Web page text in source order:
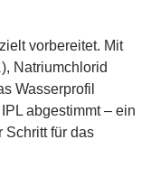
vorbereitet. Mit
Natriumchlorid
Wasserprofil
abgestimmt – ein
Schritt für das